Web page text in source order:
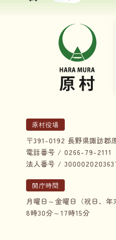
原村役場
〒391-0192 長野県諏訪郡
電話番号 / 0266-79-2111
法人番号 /
開庁時間
月曜日～金曜日（祝日、年
8時30分～17時15分